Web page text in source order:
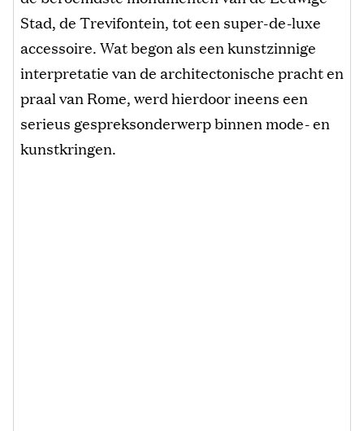
Stad, de Trevifontein, tot een super-de-luxe
accessoire. Wat begon als een kunstzinnige
interpretatie van de architectonische pracht en
praal van Rome, werd hierdoor ineens een
serieus gespreksonderwerp binnen mode- en
kunstkringen.